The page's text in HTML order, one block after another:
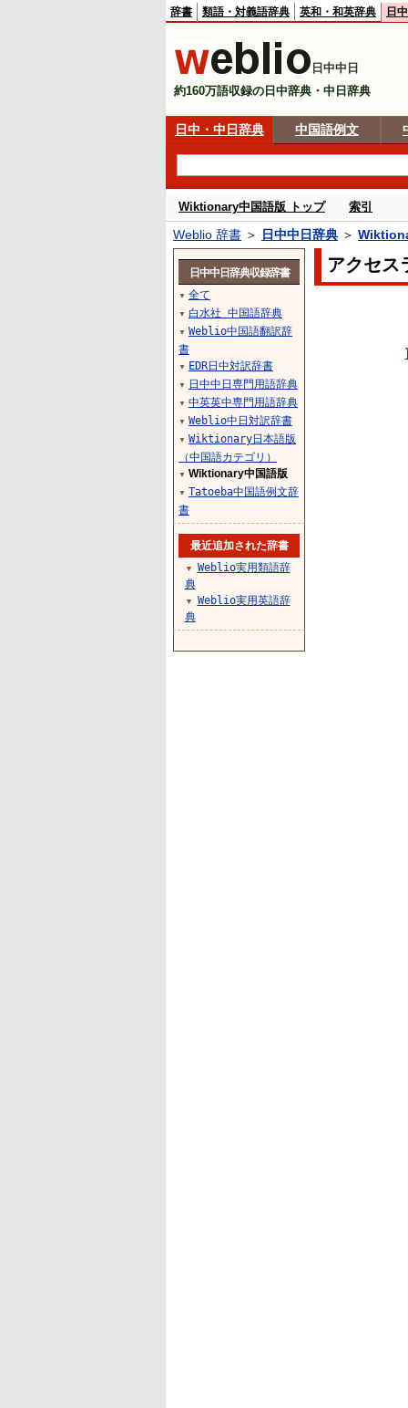
辞書 類語・対義語辞典 英和・和英辞典 日
日中中日
約160万語収録の日中辞典・中日辞典
日中・中日辞典 中国語例文
Wiktionary中国語版 トップ 索引
Weblio 辞書 ＞ 日中中日辞典 ＞
アクセス
日中中日辞典収録辞書
▼ 全て
▼ 白水社 中国語辞典
▼ Weblio中国語翻訳辞
書
▼ EDR日中対訳辞書
▼ 日中中日専門用語辞典
▼ 中英英中専門用語辞典
▼ Weblio中日対訳辞書
▼ Wiktionary日本語版
（中国語カテゴリ）
▼ Wiktionary中国語版
▼ Tatoeba中国語例文辞
書
最近追加された辞書
▼
Weblio実用類語辞
典
▼
Weblio実用英語辞
典